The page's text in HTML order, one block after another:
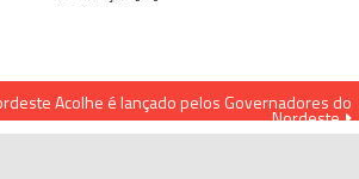
Acolhe é lançado pelos Governadores do
Nordeste